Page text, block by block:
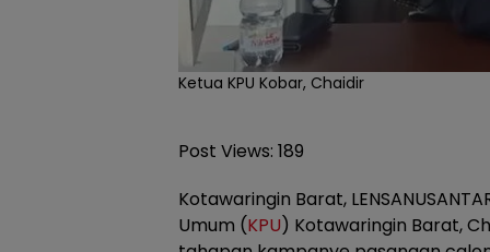
Ketua KPU Kobar, Chaidir
Post Views: 189
Kotawaringin Barat,
Umum (KPU) Kotawaringin Barat,